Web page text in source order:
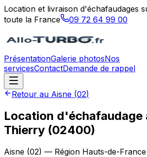
Location et livraison d'échafaudages
toute la France
09 72 64 99 00
PrésentationGalerie photosNos
servicesContactDemande de rappel
Retour au Aisne (02)
Location d'échafaudage
Thierry (02400)
Aisne (02) — Région Hauts-de-France